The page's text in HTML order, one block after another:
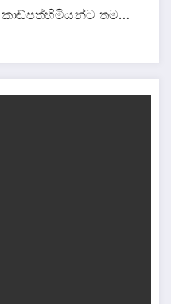
කාඩ්පත්හිමියන්ට තම…